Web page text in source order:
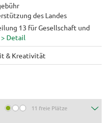
des Landes
13 für Gesellschaft und
& Kreativität
11 freie Plätze